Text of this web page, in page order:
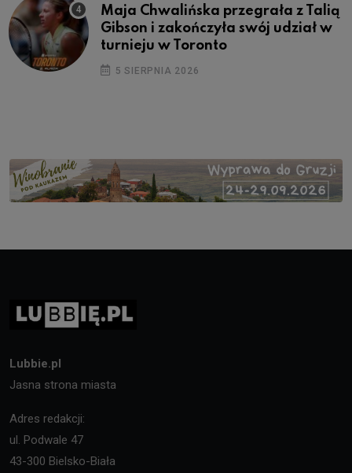
Maja Chwalińska przegrała z Talią
Gibson i zakończyła swój udział w
turnieju w Toronto
5 SIERPNIA 2026
Lubbie.pl
Jasna strona miasta
Adres redakcji:
ul. Podwale 47
43-300 Bielsko-Biała